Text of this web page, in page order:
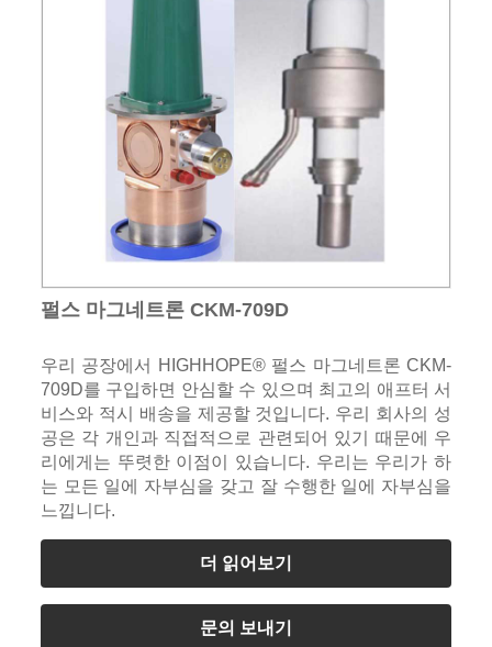
펄스 마그네트론 CKM-709D
우리 공장에서 HIGHHOPE® 펄스 마그네트론 CKM-
709D를 구입하면 안심할 수 있으며 최고의 애프터 서
비스와 적시 배송을 제공할 것입니다. 우리 회사의 성
공은 각 개인과 직접적으로 관련되어 있기 때문에 우
리에게는 뚜렷한 이점이 있습니다. 우리는 우리가 하
는 모든 일에 자부심을 갖고 잘 수행한 일에 자부심을
느낍니다.
더 읽어보기
문의 보내기